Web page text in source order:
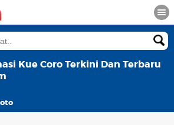
Kue Coro Terkini Dan Terbaru